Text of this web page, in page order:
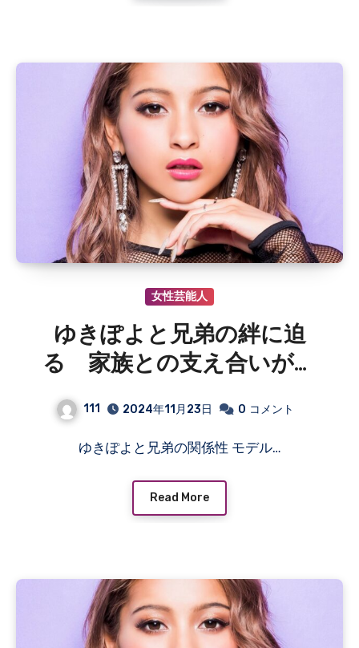
女性芸能人
ゆきぽよと兄弟の絆に迫
る 家族との支え合いが育
む温かさと成長のエピソー
111 2024年11月23日 0 コメント
ゆきぽよと兄弟の関係性 モデル…
Read More